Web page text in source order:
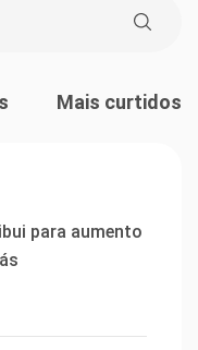
Mais curtidos
para aumento